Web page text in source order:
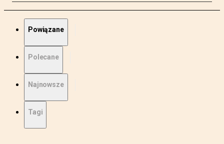
Powiązane
Polecane
Najnowsze
Tagi